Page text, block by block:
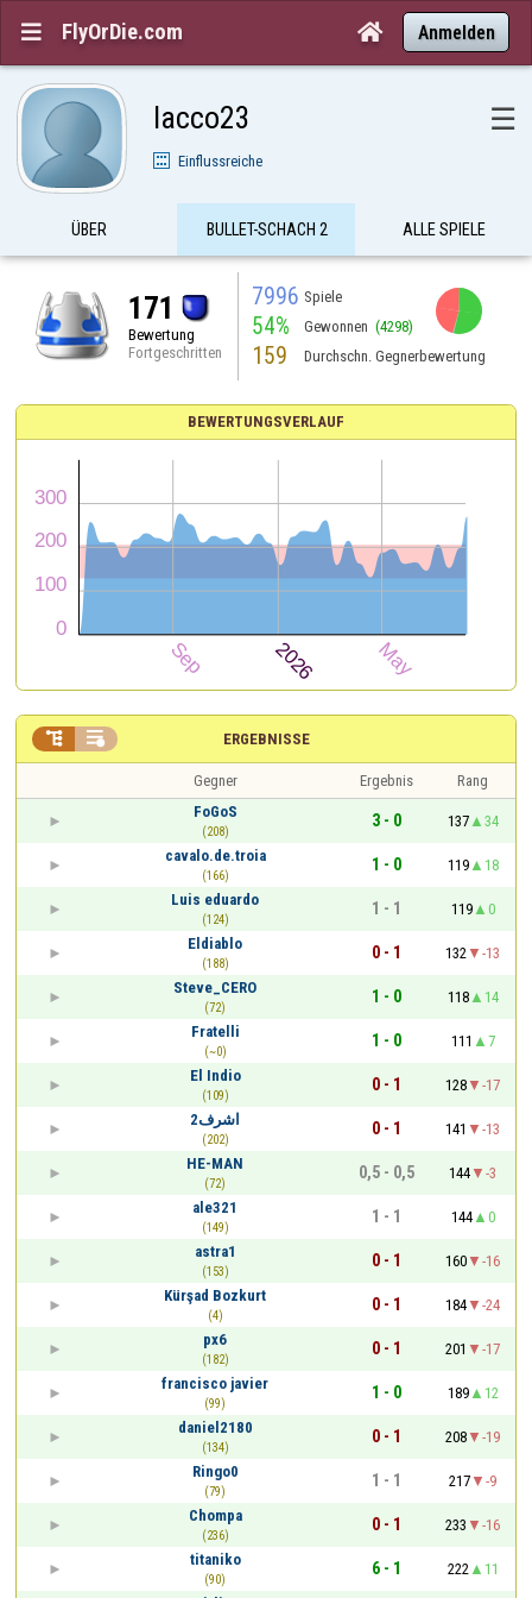
 FlyOrDie.com  Anmelden
lacco23 ☰
Einflussreiche
ÜBER BULLET-SCHACH 2 ALLE SPIELE
171
Bewertung
Fortgeschritten
7996 Spiele
54% Gewonnen (4298)
159 Durchschn. Gegnerbewertung
BEWERTUNGSVERLAUF
ERGEBNISSE
 
Gegner Ergebnis
Rang
FoGoS
(208)
3 - 0 137
34
cavalo.de.troia
(166)
1 - 0 119
18
Luis eduardo
(124)
1 - 1 119
0
Eldiablo
(188)
0 - 1 132
-13
Steve_CERO
(72)
1 - 0 118
14
Fratelli
(~0)
1 - 0 111
7
El Indio
(109)
0 - 1 128
-17
اشرف2
(202)
0 - 1 141
-13
HE-MAN
(72)
0,5 - 0,5 144
-3
ale321
(149)
1 - 1 144
0
astra1
(153)
0 - 1 160
-16
Kürşad Bozkurt
(4)
0 - 1 184
-24
px6
(182)
0 - 1 201
-17
francisco javier
(99)
1 - 0 189
12
daniel2180
(134)
0 - 1 208
-19
Ringo0
(79)
1 - 1 217
-9
Chompa
(236)
0 - 1 233
-16
titaniko
(90)
6 - 1 222
11